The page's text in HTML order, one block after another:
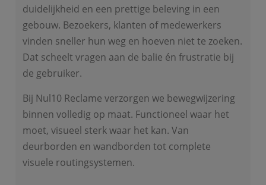
duidelijkheid en een prettige beleving in een
gebouw. Bezoekers, klanten of medewerkers
vinden sneller hun weg en hoeven niet te zoeken.
Dat scheelt vragen aan de balie én frustratie bij
de gebruiker.
Bij Nul10 Reclame verzorgen we bewegwijzering
binnen volledig op maat. Functioneel waar het
moet, visueel sterk waar het kan. Van
deurborden en wandborden tot complete
visuele routingsystemen.